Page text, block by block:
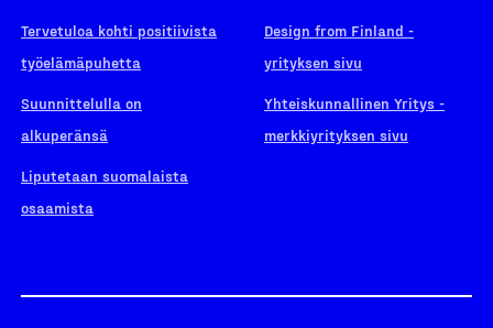
Tervetuloa kohti positiivista
työelämäpuhetta
Suunnittelulla on
alkuperänsä
Liputetaan suomalaista
osaamista
Design from Finland -
yrityksen sivu
Yhteiskunnallinen Yritys -
merkkiyrityksen sivu